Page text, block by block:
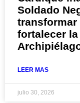
Soldado
fortalecer
LEER MAS
julio 30, 2026